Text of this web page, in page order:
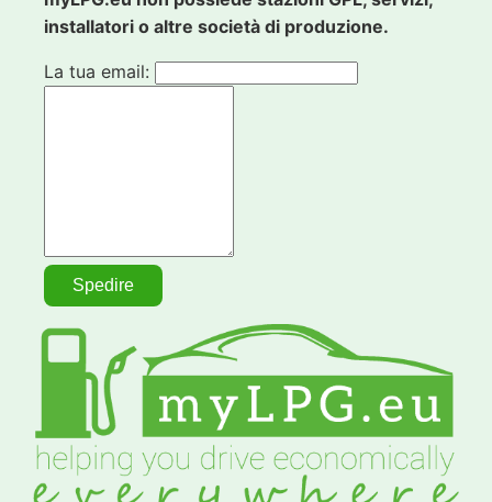
installatori o altre società di produzione.
La tua email: